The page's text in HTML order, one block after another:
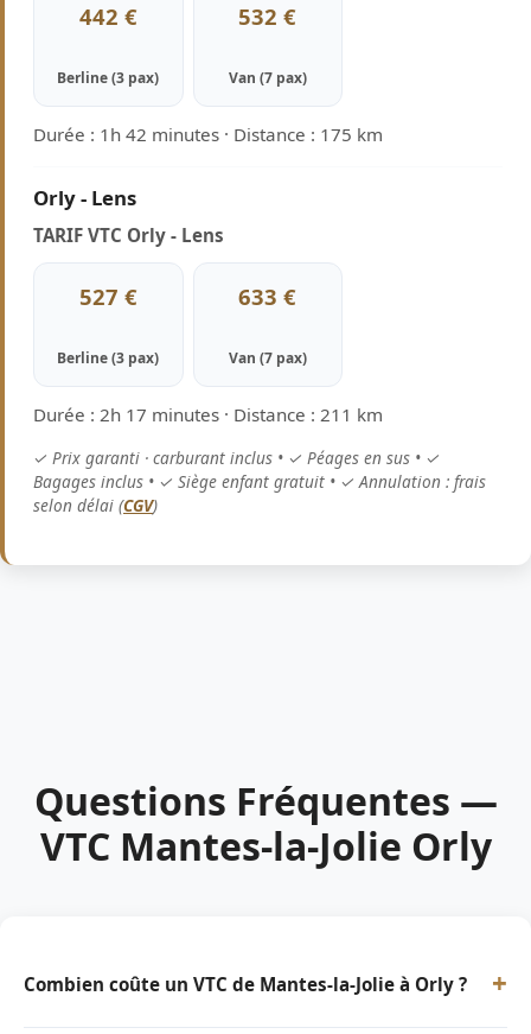
442 €
Berline (3 pax)
532 €
Van (7 pax)
Durée : 1h 42 minutes · Distance : 175 km
Orly - Lens
TARIF VTC Orly - Lens
527 €
Berline (3 pax)
633 €
Van (7 pax)
Durée : 2h 17 minutes · Distance : 211 km
✓ Prix garanti · carburant inclus • ✓ Péages en sus • ✓
Bagages inclus • ✓ Siège enfant gratuit • ✓ Annulation : frais
selon délai (CGV)
Questions Fréquentes —
VTC Mantes-la-Jolie Orly
Combien coûte un VTC de Mantes-la-Jolie à Orly ? +